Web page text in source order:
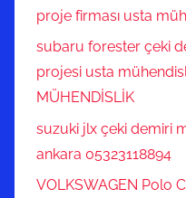
proje firması usta
subaru forester çeki
projesi usta
MÜHENDİSLİK
suzuki jlx çeki demiri
ankara 05323118894
VOLKSWAGEN Polo